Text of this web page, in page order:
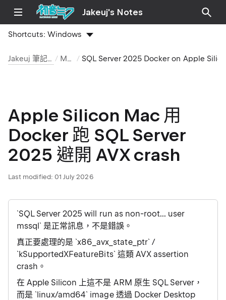
Jakeuj's Notes
Shortcuts:Windows
Jakeuj 筆記本 Mac
Apple Silicon Mac 用
Docker 跑 SQL Server
2025 避開 AVX crash
Last modified: 01 July 2026
`SQL Server 2025 will run as non-root... user
mssql` 是正常訊息，不是錯誤。
真正要處理的是 `x86_avx_state_ptr` /
`kSupportedXFeatureBits` 這類 AVX assertion
crash。
在 Apple Silicon 上這不是 ARM 原生 SQL Server，
而是 `linux/amd64` image 透過 Docker Desktop